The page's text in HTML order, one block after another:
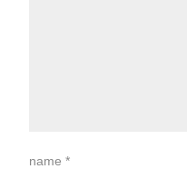
name *